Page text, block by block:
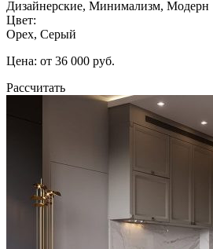
Дизайнерские, Минимализм, Модерн
Цвет:
Орех, Серый
Цена: от 36 000 руб.
Рассчитать